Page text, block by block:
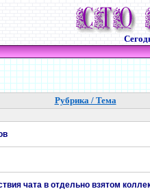
Рубрика / Тема
чата в отдельно взятом